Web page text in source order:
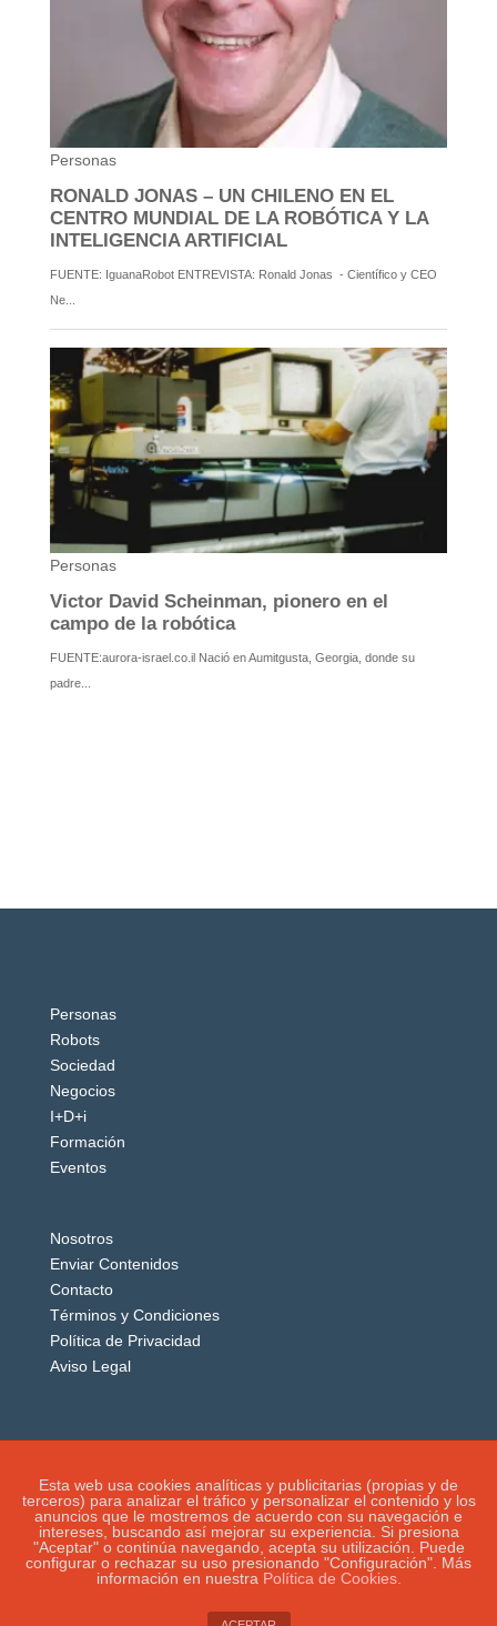
Personas
Robots
Sociedad
Negocios
I+D+i
Formación
Eventos
Nosotros
Enviar Contenidos
Contacto
Términos y Condiciones
Política de Privacidad
Aviso Legal
IGUANAROBOT® 2020. Todos los derechos
reservados.
Esta web usa cookies analíticas y publicitarias (propias y de
terceros) para analizar el tráfico y personalizar el contenido y los
anuncios que le mostremos de acuerdo con su navegación e
intereses, buscando así mejorar su experiencia. Si presiona
"Aceptar" o continúa navegando, acepta su utilización. Puede
configurar o rechazar su uso presionando "Configuración". Más
información en nuestra Política de Cookies.